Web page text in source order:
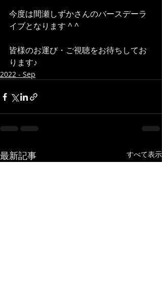
今度は間瀬しずかさんのバースデーラ
イブとなります ^ ^
皆様のお運び・ご視聴をお待ちしてお
ります♪
2022 - Sep
最新記事 すべて表示